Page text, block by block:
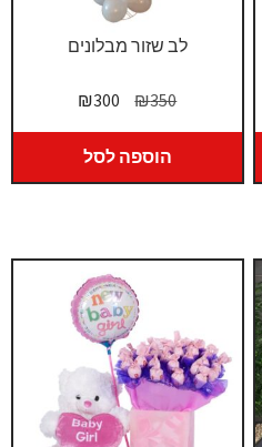
לב שזור מבלונים
₪350
המחיר
המקורי
היה:
₪350.
₪300
המחיר
הנוכחי
₪300.
הוספה לסל